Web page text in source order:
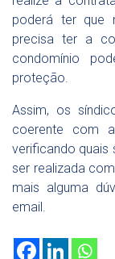
poderá ter que
precisa ter a
condomínio
proteção.
Assim, os
coerente com
verificando quais
ser realizada
mais alguma
email.